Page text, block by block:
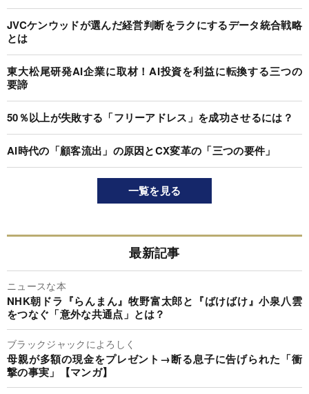
JVCケンウッドが選んだ経営判断をラクにするデータ統合戦略
とは
東大松尾研発AI企業に取材！AI投資を利益に転換する三つの
要諦
50％以上が失敗する「フリーアドレス」を成功させるには？
AI時代の「顧客流出」の原因とCX変革の「三つの要件」
一覧を見る
最新記事
ニュースな本
NHK朝ドラ『らんまん』牧野富太郎と『ばけばけ』小泉八雲
をつなぐ「意外な共通点」とは？
ブラックジャックによろしく
母親が多額の現金をプレゼント→断る息子に告げられた「衝
撃の事実」【マンガ】